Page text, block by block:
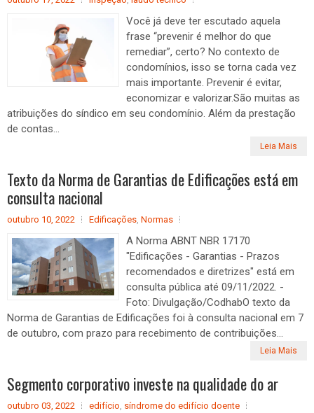
Você já deve ter escutado aquela
frase “prevenir é melhor do que
remediar”, certo? No contexto de
condomínios, isso se torna cada vez
mais importante. Prevenir é evitar,
economizar e valorizar.São muitas as
atribuições do síndico em seu condomínio. Além da prestação
de contas...
Leia Mais
Texto da Norma de Garantias de Edificações está em
consulta nacional
outubro 10, 2022 Edificações, Normas
A Norma ABNT NBR 17170
"Edificações - Garantias - Prazos
recomendados e diretrizes" está em
consulta pública até 09/11/2022. -
Foto: Divulgação/CodhabO texto da
Norma de Garantias de Edificações foi à consulta nacional em 7
de outubro, com prazo para recebimento de contribuições...
Leia Mais
Segmento corporativo investe na qualidade do ar
outubro 03, 2022 edifício, síndrome do edifício doente